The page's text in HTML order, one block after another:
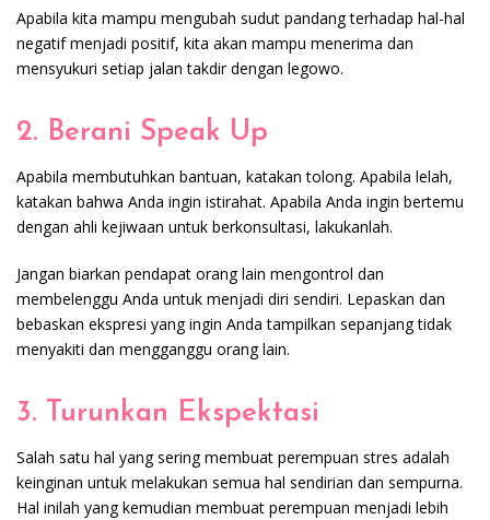
Apabila kita mampu mengubah sudut pandang terhadap hal-hal
negatif menjadi positif, kita akan mampu menerima dan
mensyukuri setiap jalan takdir dengan legowo.
2. Berani Speak Up
Apabila membutuhkan bantuan, katakan tolong. Apabila lelah,
katakan bahwa Anda ingin istirahat. Apabila Anda ingin bertemu
dengan ahli kejiwaan untuk berkonsultasi, lakukanlah.
Jangan biarkan pendapat orang lain mengontrol dan
membelenggu Anda untuk menjadi diri sendiri. Lepaskan dan
bebaskan ekspresi yang ingin Anda tampilkan sepanjang tidak
menyakiti dan mengganggu orang lain.
3. Turunkan Ekspektasi
Salah satu hal yang sering membuat perempuan stres adalah
keinginan untuk melakukan semua hal sendirian dan sempurna.
Hal inilah yang kemudian membuat perempuan menjadi lebih